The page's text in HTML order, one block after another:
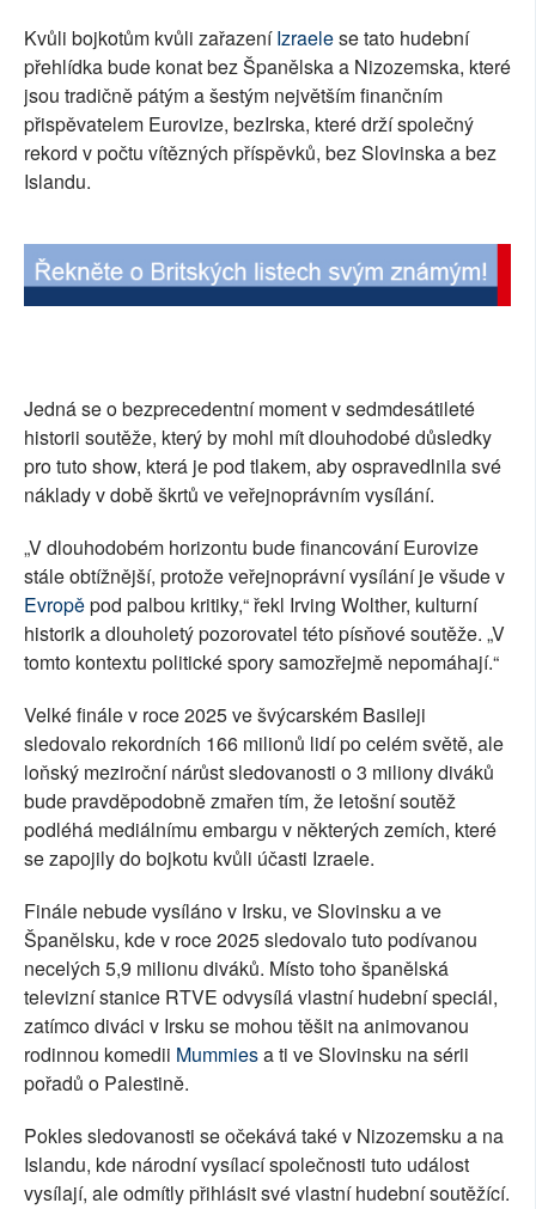
Kvůli bojkotům kvůli zařazeníIzraelese tato hudební
přehlídka bude konat bez Španělska a Nizozemska, které
jsou tradičně pátým a šestým největším finančním
přispěvatelem Eurovize, bezIrska, které drží společný
rekord v počtu vítězných příspěvků, bez Slovinska a bez
Islandu.
Jedná se o bezprecedentní moment v sedmdesátileté
historii soutěže, který by mohl mít dlouhodobé důsledky
pro tuto show, která je pod tlakem, aby ospravedlnila své
náklady v době škrtů ve veřejnoprávním vysílání.
„V dlouhodobém horizontu bude financování Eurovize
stále obtížnější, protože veřejnoprávní vysílání je všude v
Evropěpod palbou kritiky,“ řekl Irving Wolther, kulturní
historik a dlouholetý pozorovatel této písňové soutěže. „V
tomto kontextu politické spory samozřejmě nepomáhají.“
Velké finále v roce 2025 ve švýcarském Basileji
sledovalo rekordních 166 milionů lidí po celém světě, ale
loňský meziroční nárůst sledovanosti o 3 miliony diváků
bude pravděpodobně zmařen tím, že letošní soutěž
podléhá mediálnímu embargu v některých zemích, které
se zapojily do bojkotu kvůli účasti Izraele.
Finále nebude vysíláno v Irsku, ve Slovinsku a ve
Španělsku, kde v roce 2025 sledovalo tuto podívanou
necelých 5,9 milionu diváků. Místo toho španělská
televizní stanice RTVE odvysílá vlastní hudební speciál,
zatímco diváci v Irsku se mohou těšit na animovanou
rodinnou komedii Mummiesa ti ve Slovinsku na sérii
pořadů o Palestině.
Pokles sledovanosti se očekává také v Nizozemsku a na
Islandu, kde národní vysílací společnosti tuto událost
vysílají, ale odmítly přihlásit své vlastní hudební soutěžící.